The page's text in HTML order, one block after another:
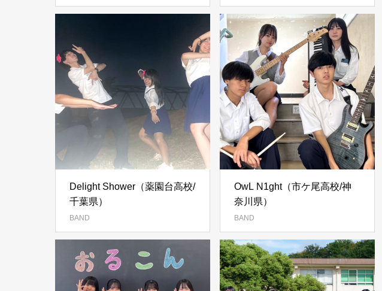
Delight Shower（薬園台高校/
千葉県）
BAND
OwL N1ght（市ケ尾高校/神
奈川県）
BAND